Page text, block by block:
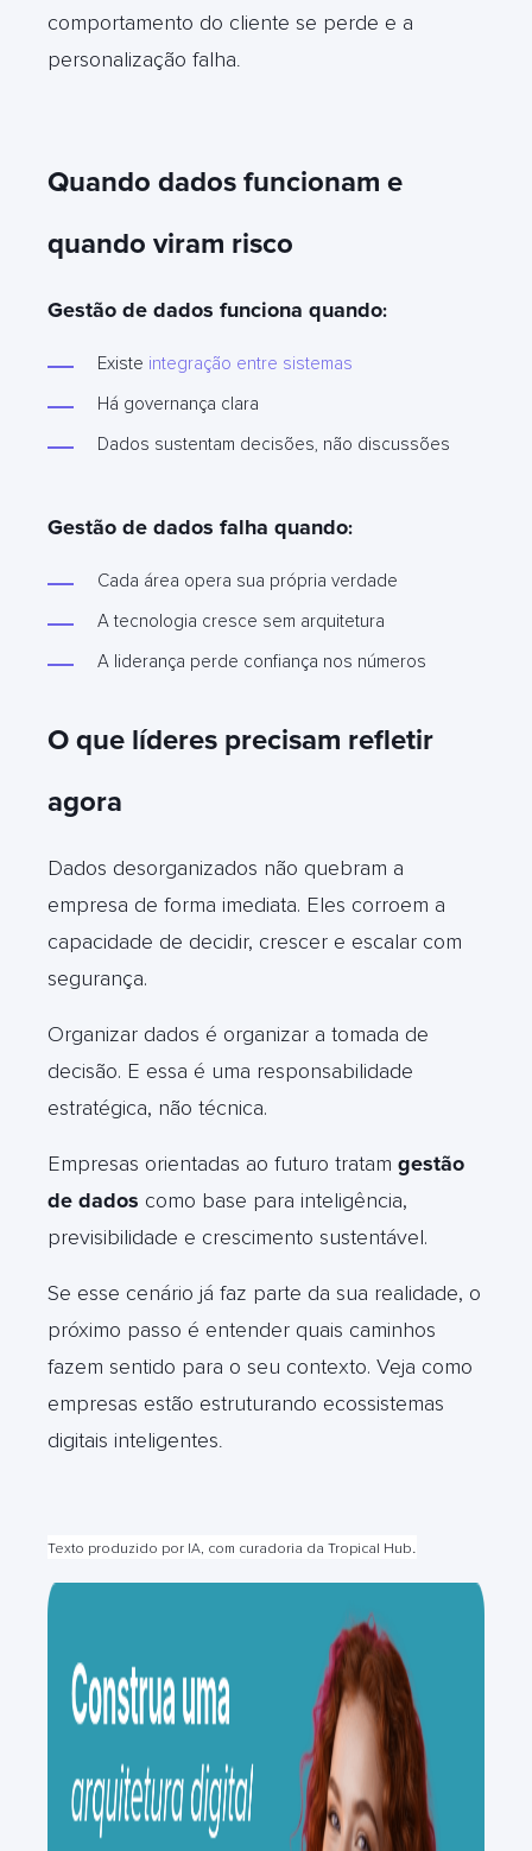
comportamento do cliente se perde e a
personalização falha.
Quando dados funcionam e
quando viram risco
Gestão de dados funciona quando:
Existe integração entre sistemas
Há governança clara
Dados sustentam decisões, não discussões
Gestão de dados falha quando:
Cada área opera sua própria verdade
A tecnologia cresce sem arquitetura
A liderança perde confiança nos números
O que líderes precisam refletir
agora
Dados desorganizados não quebram a
empresa de forma imediata. Eles corroem a
capacidade de decidir, crescer e escalar com
segurança.
Organizar dados é organizar a tomada de
decisão. E essa é uma responsabilidade
estratégica, não técnica.
Empresas orientadas ao futuro tratam gestão
de dados como base para inteligência,
previsibilidade e crescimento sustentável.
Se esse cenário já faz parte da sua realidade, o
próximo passo é entender quais caminhos
fazem sentido para o seu contexto. Veja como
empresas estão estruturando ecossistemas
digitais inteligentes.
Texto produzido por IA, com curadoria da Tropical Hub.